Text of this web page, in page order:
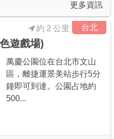
更多資訊
台北
約 2 公里
遊戲場)
萬慶公園位在台北市文山
區，離捷運景美站步行5分
鐘即可到達。公園占地約
500...